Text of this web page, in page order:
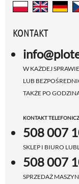
KONTAKT
W KAŻDEJ
LUB
TAKŻE PO
KONTAKT
508 007
SKLEP I BIURO
508 007
SPRZEDAŻ